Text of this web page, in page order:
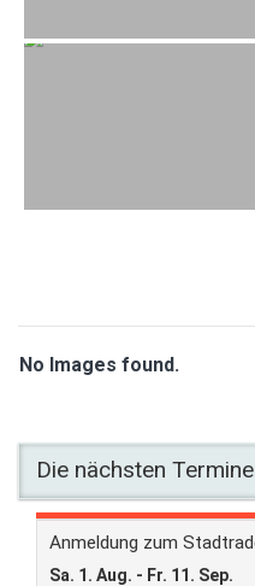
No Images found.
Die nächsten Termine